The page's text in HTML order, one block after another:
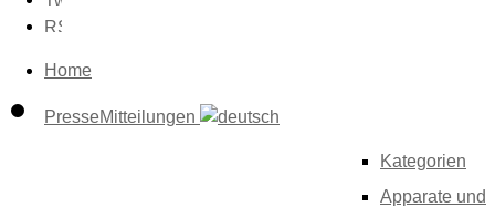
Home
PresseMitteilungen
Kategorien
Apparate und